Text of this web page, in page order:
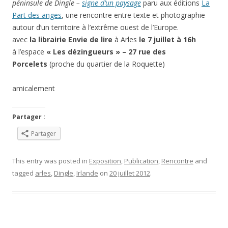
péninsule de Dingle – signe d’un paysage paru aux éditions La
Part des anges, une rencontre entre texte et photographie
autour d’un territoire à l’extrême ouest de l’Europe.
avec la librairie Envie de lire à Arles le 7 juillet à 16h
à l’espace « Les dézingueurs » – 27 rue des
Porcelets (proche du quartier de la Roquette)
amicalement
Partager :
Partager
This entry was posted in Exposition, Publication, Rencontre and
tagged arles, Dingle, Irlande on 20 juillet 2012.